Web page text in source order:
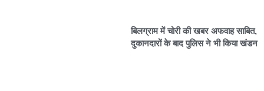
बिलग्राम में चोरी की खबर अफवाह साबित,
दुकानदारों के बाद पुलिस ने भी किया खंडन